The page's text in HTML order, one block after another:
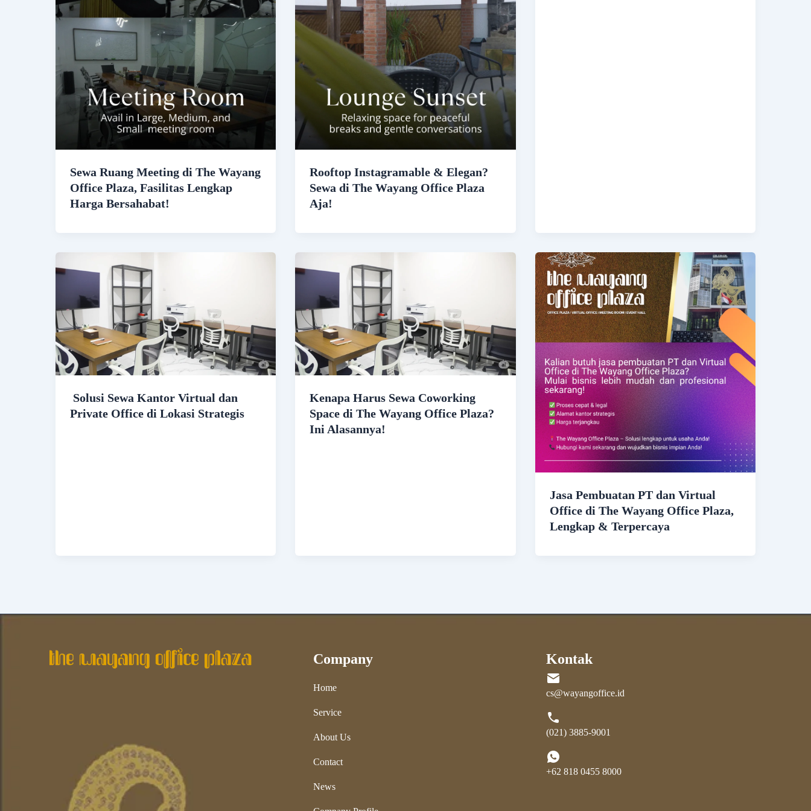
Sewa Ruang Meeting di The Wayang
Office Plaza, Fasilitas Lengkap
Harga Bersahabat!
Rooftop Instagramable & Elegan?
Sewa di The Wayang Office Plaza
Aja!
Solusi Sewa Kantor Virtual dan
Private Office di Lokasi Strategis
Kenapa Harus Sewa Coworking
Space di The Wayang Office Plaza?
Ini Alasannya!
Jasa Pembuatan PT dan Virtual
Office di The Wayang Office Plaza,
Lengkap & Terpercaya
Company
Home
Service
About Us
Contact
News
Kontak
cs@wayangoffice.id
(021) 3885-9001
+62 818 0455 8000